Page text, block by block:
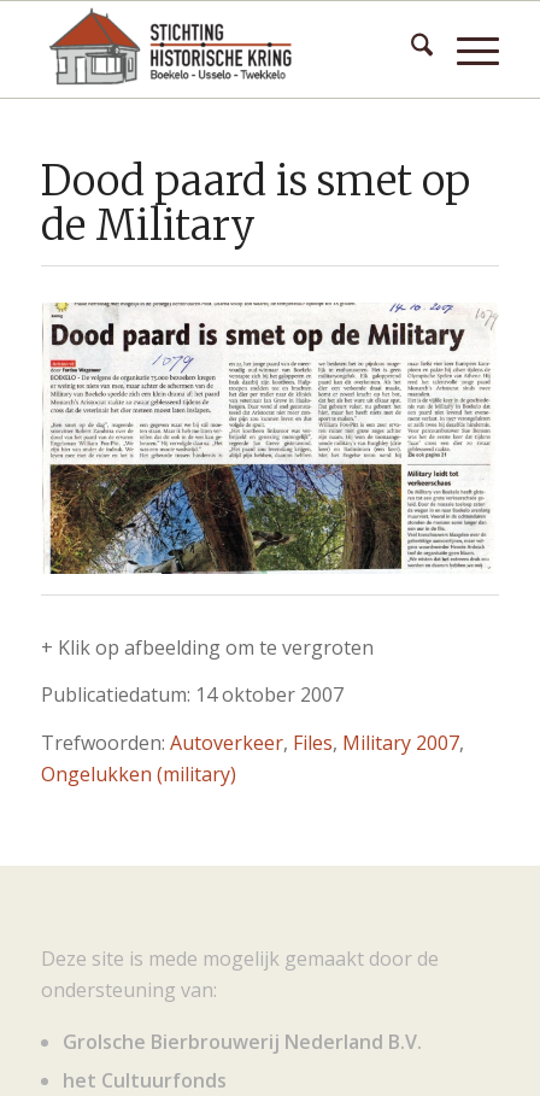
Dood paard is smet op
de Military
+ Klik op afbeelding om te vergroten
Publicatiedatum: 14 oktober 2007
Trefwoorden: Autoverkeer, Files, Military 2007,
Ongelukken (military)
Deze site is mede mogelijk gemaakt door de
ondersteuning van:
Grolsche Bierbrouwerij Nederland B.V.
het Cultuurfonds